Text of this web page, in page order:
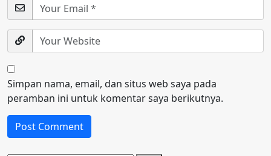
Simpan nama, email, dan situs web saya pada
peramban ini untuk komentar saya berikutnya.